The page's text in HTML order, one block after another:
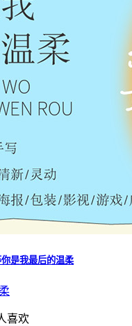
是我最后的温柔
喜欢